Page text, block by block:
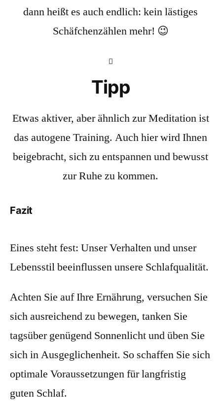
dann heißt es auch endlich: kein lästiges
Schäfchenzählen mehr! 😉
Tipp
Etwas aktiver, aber ähnlich zur Meditation ist
das autogene Training. Auch hier wird Ihnen
beigebracht, sich zu entspannen und bewusst
zur Ruhe zu kommen.
Fazit
Eines steht fest: Unser Verhalten und unser
Lebensstil beeinflussen unsere Schlafqualität.
Achten Sie auf Ihre Ernährung, versuchen Sie
sich ausreichend zu bewegen, tanken Sie
tagsüber genügend Sonnenlicht und üben Sie
sich in Ausgeglichenheit. So schaffen Sie sich
optimale Voraussetzungen für langfristig
guten Schlaf.